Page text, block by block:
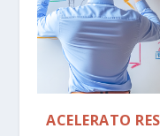
ACELERATO